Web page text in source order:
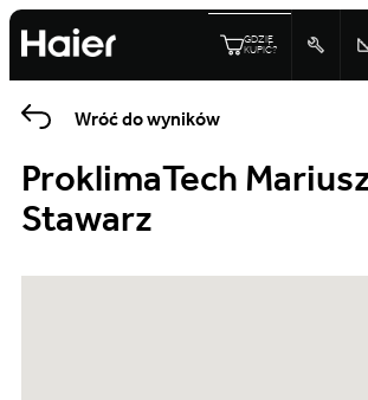
GDZIE
KUPIĆ?
Wróć do wyników
ProklimaTech
Stawarz